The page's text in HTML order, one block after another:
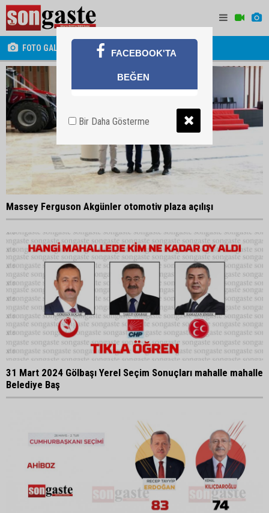
FOTO GALERİ
Massey Ferguson Akgünler otomotiv plaza açılışı
31 Mart 2024 Gölbaşı Yerel Seçim Sonuçları mahalle mahalle
Belediye Baş
FACEBOOK'TA
BEĞEN
Bir Daha Gösterme